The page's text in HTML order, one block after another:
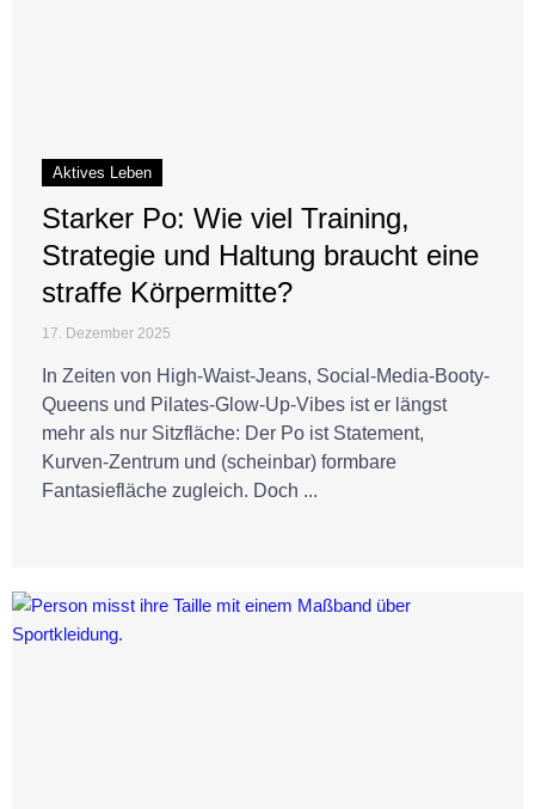
Aktives Leben
Starker Po: Wie viel Training,
Strategie und Haltung braucht eine
straffe Körpermitte?
17. Dezember 2025
In Zeiten von High-Waist-Jeans, Social-Media-Booty-
Queens und Pilates-Glow-Up-Vibes ist er längst
mehr als nur Sitzfläche: Der Po ist Statement,
Kurven-Zentrum und (scheinbar) formbare
Fantasiefläche zugleich. Doch ...